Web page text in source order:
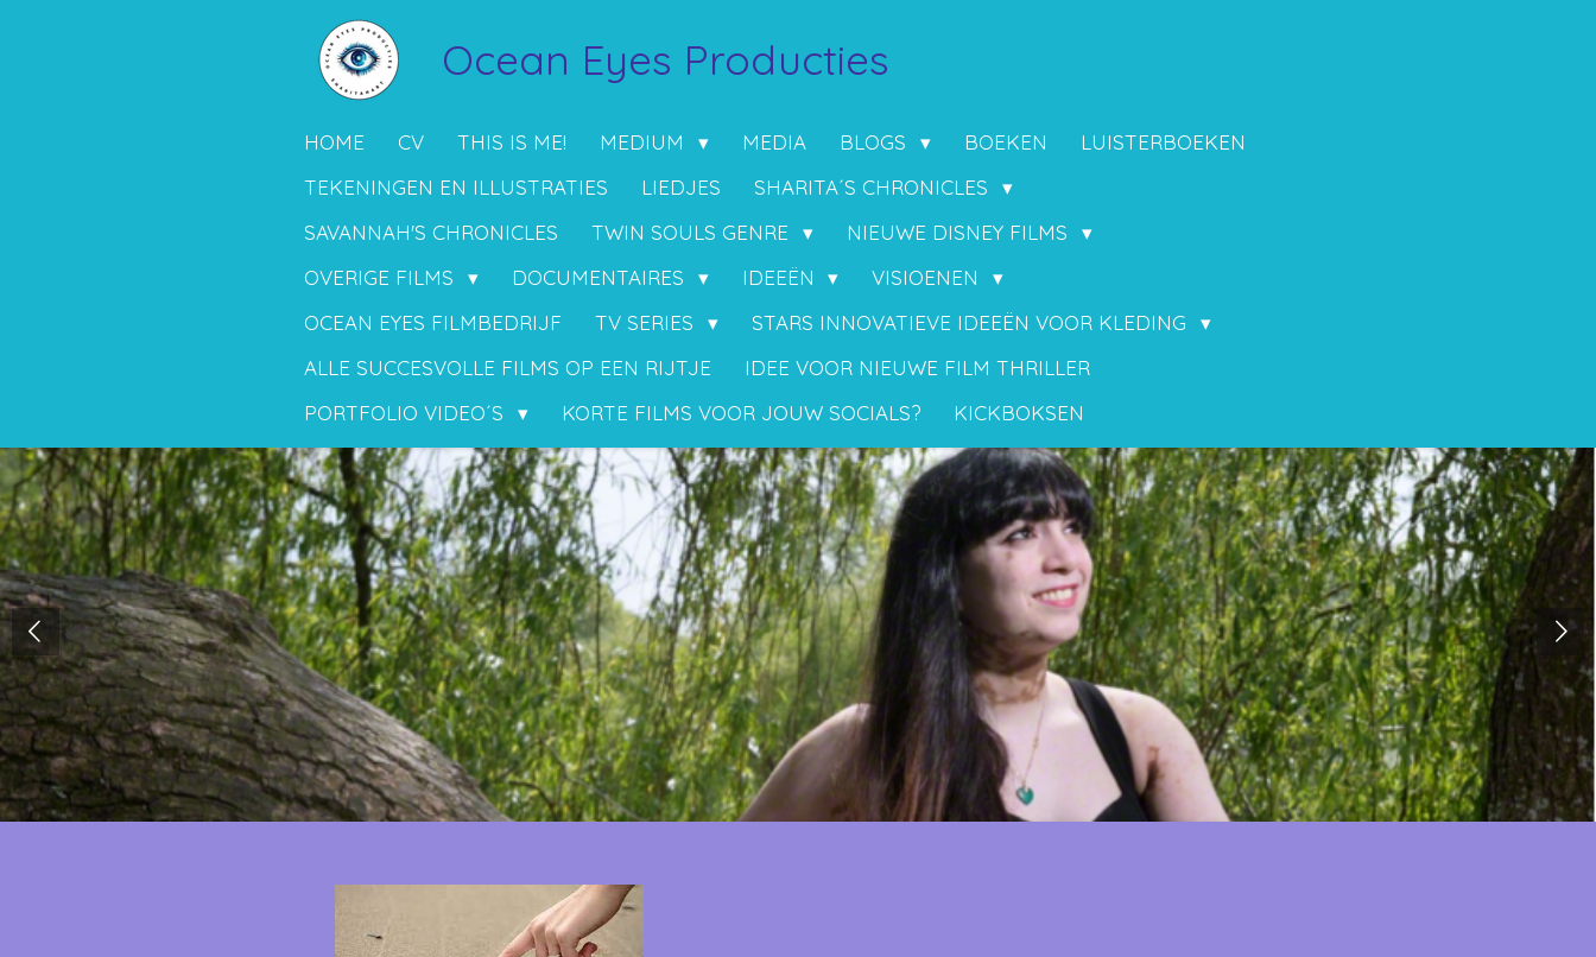
Ocean Eyes Producties
HOME CV THIS IS ME! MEDIUM MEDIA BLOGS BOEKEN
LUISTERBOEKEN
TEKENINGEN EN ILLUSTRATIES
LIEDJES
SHARITA´S CHRONICLES
SAVANNAH'S CHRONICLES
TWIN SOULS GENRE
NIEUWE DISNEY FILMS
OVERIGE FILMS
DOCUMENTAIRES IDEEËN
VISIOENEN
OCEAN EYES FILMBEDRIJF
TV SERIES
STARS INNOVATIEVE IDEEËN VOOR KLEDING
ALLE SUCCESVOLLE FILMS OP EEN RIJTJE
IDEE VOOR NIEUWE FILM THRILLER
PORTFOLIO VIDEO´S
KORTE FILMS VOOR JOUW SOCIALS? KICKBOKSEN